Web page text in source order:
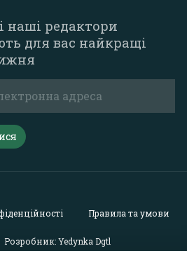
наші редактори
для вас найкращі
Правила та умови
Розробник: Yedynka Dgtl